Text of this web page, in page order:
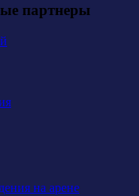
партнеры
на арене